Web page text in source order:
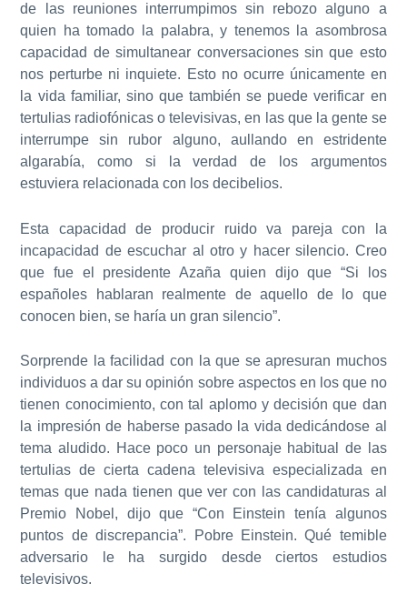
de las reuniones interrumpimos sin rebozo alguno a
quien ha tomado la palabra, y tenemos la asombrosa
capacidad de simultanear conversaciones sin que esto
nos perturbe ni inquiete. Esto no ocurre únicamente en
la vida familiar, sino que también se puede verificar en
tertulias radiofónicas o televisivas, en las que la gente se
interrumpe sin rubor alguno, aullando en estridente
algarabía, como si la verdad de los argumentos
estuviera relacionada con los decibelios.
Esta capacidad de producir ruido va pareja con la
incapacidad de escuchar al otro y hacer silencio. Creo
que fue el presidente Azaña quien dijo que “Si los
españoles hablaran realmente de aquello de lo que
conocen bien, se haría un gran silencio”.
Sorprende la facilidad con la que se apresuran muchos
individuos a dar su opinión sobre aspectos en los que no
tienen conocimiento, con tal aplomo y decisión que dan
la impresión de haberse pasado la vida dedicándose al
tema aludido. Hace poco un personaje habitual de las
tertulias de cierta cadena televisiva especializada en
temas que nada tienen que ver con las candidaturas al
Premio Nobel, dijo que “Con Einstein tenía algunos
puntos de discrepancia”. Pobre Einstein. Qué temible
adversario le ha surgido desde ciertos estudios
televisivos.